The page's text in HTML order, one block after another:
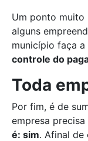
Um ponto
alguns
município faça
controle do
Toda
Por fim, é de
empresa
é: sim. Afinal de